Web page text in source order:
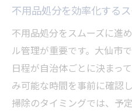
不用品処分を効率化する
不用品処分をスムーズに進
ル管理が重要です。大仙市
日程が自治体ごとに決まっ
み可能な時間を事前に確認
掃除のタイミングでは、予